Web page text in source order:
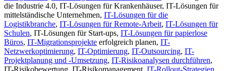
die Industrie 4.0, IT-Lösungen für Krankenhäuser, IT-Lösungen für
mittelständische Unternehmen, IT-Lösungen für die
Logistikbranche, IT-Lösungen für Remote-Arbeit, IT-Lösungen für
Schulen, IT-Lösungen für Start-ups, IT-Lösungen für papierlose
Büros, IT-Migrationsprojekte erfolgreich planen, IT-
Netzwerkoptimierung, IT-Optimierung, IT-Outsourcing, IT-
Projektplanung und -Umsetzung, IT-Risikoanalysen durchführen,